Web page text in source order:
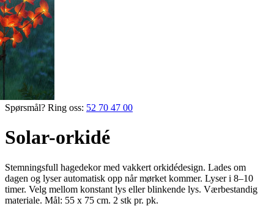
Spørsmål? Ring oss: 52 70 47 00
Solar-orkidé
Stemningsfull hagedekor med vakkert orkidédesign. Lades om
dagen og lyser automatisk opp når mørket kommer. Lyser i 8–10
timer. Velg mellom konstant lys eller blinkende lys. Værbestandig
materiale. Mål: 55 x 75 cm. 2 stk pr. pk.